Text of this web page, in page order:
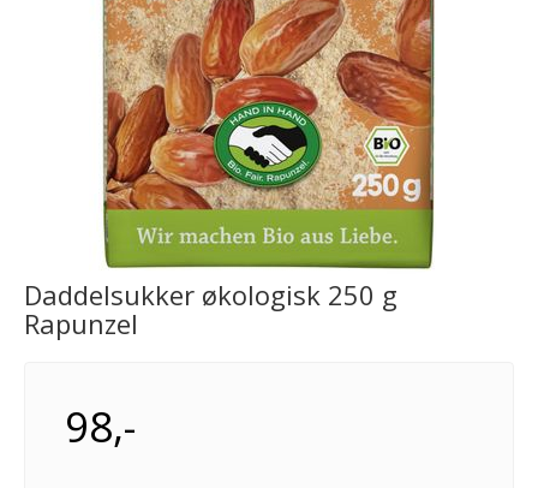
Daddelsukker økologisk 250 g
Rapunzel
98,-